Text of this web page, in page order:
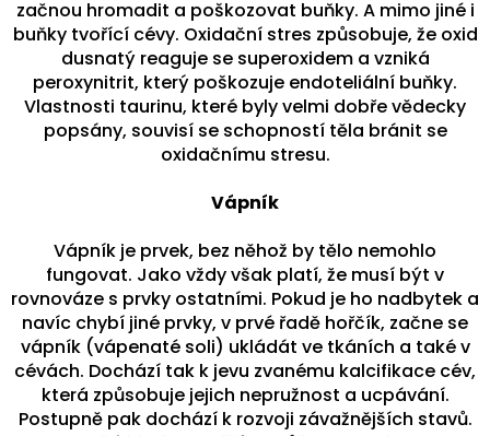
začnou hromadit a poškozovat buňky. A mimo jiné i
buňky tvořící cévy. Oxidační stres způsobuje, že oxid
dusnatý reaguje se superoxidem a vzniká
peroxynitrit, který poškozuje endoteliální buňky.
Vlastnosti taurinu, které byly velmi dobře vědecky
popsány, souvisí se schopností těla bránit se
oxidačnímu stresu.
Vápník
Vápník je prvek, bez něhož by tělo nemohlo
fungovat. Jako vždy však platí, že musí být v
rovnováze s prvky ostatními. Pokud je ho nadbytek a
navíc chybí jiné prvky, v prvé řadě hořčík, začne se
vápník (vápenaté soli) ukládát ve tkáních a také v
cévách. Dochází tak k jevu zvanému kalcifikace cév,
která způsobuje jejich nepružnost a ucpávání.
Postupně pak dochází k rozvoji závažnějších stavů.